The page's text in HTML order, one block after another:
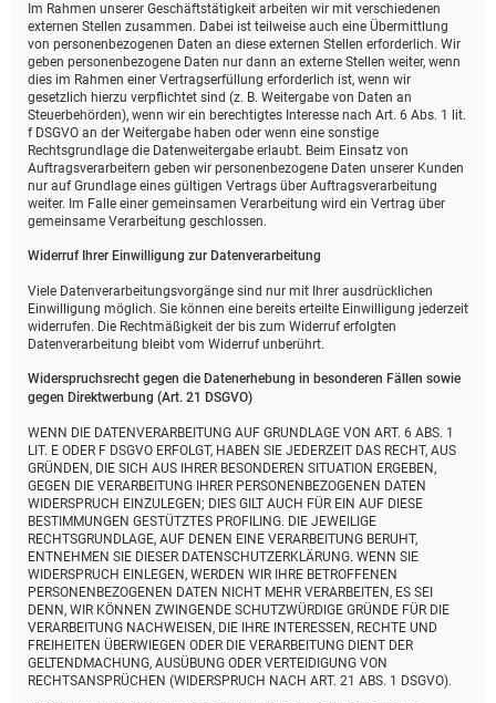
Im Rahmen unserer Geschäftstätigkeit arbeiten wir mit verschiedenen
externen Stellen zusammen. Dabei ist teilweise auch eine Übermittlung
von personenbezogenen Daten an diese externen Stellen erforderlich. Wir
geben personenbezogene Daten nur dann an externe Stellen weiter, wenn
dies im Rahmen einer Vertragserfüllung erforderlich ist, wenn wir
gesetzlich hierzu verpflichtet sind (z. B. Weitergabe von Daten an
Steuerbehörden), wenn wir ein berechtigtes Interesse nach Art. 6 Abs. 1 lit.
f DSGVO an der Weitergabe haben oder wenn eine sonstige
Rechtsgrundlage die Datenweitergabe erlaubt. Beim Einsatz von
Auftragsverarbeitern geben wir personenbezogene Daten unserer Kunden
nur auf Grundlage eines gültigen Vertrags über Auftragsverarbeitung
weiter. Im Falle einer gemeinsamen Verarbeitung wird ein Vertrag über
gemeinsame Verarbeitung geschlossen.
Widerruf Ihrer Einwilligung zur Datenverarbeitung
Viele Datenverarbeitungsvorgänge sind nur mit Ihrer ausdrücklichen
Einwilligung möglich. Sie können eine bereits erteilte Einwilligung jederzeit
widerrufen. Die Rechtmäßigkeit der bis zum Widerruf erfolgten
Datenverarbeitung bleibt vom Widerruf unberührt.
Widerspruchsrecht gegen die Datenerhebung in besonderen Fällen sowie
gegen Direktwerbung (Art. 21 DSGVO)
WENN DIE DATENVERARBEITUNG AUF GRUNDLAGE VON ART. 6 ABS. 1
LIT. E ODER F DSGVO ERFOLGT, HABEN SIE JEDERZEIT DAS RECHT, AUS
GRÜNDEN, DIE SICH AUS IHRER BESONDEREN SITUATION ERGEBEN,
GEGEN DIE VERARBEITUNG IHRER PERSONENBEZOGENEN DATEN
WIDERSPRUCH EINZULEGEN; DIES GILT AUCH FÜR EIN AUF DIESE
BESTIMMUNGEN GESTÜTZTES PROFILING. DIE JEWEILIGE
RECHTSGRUNDLAGE, AUF DENEN EINE VERARBEITUNG BERUHT,
ENTNEHMEN SIE DIESER DATENSCHUTZERKLÄRUNG. WENN SIE
WIDERSPRUCH EINLEGEN, WERDEN WIR IHRE BETROFFENEN
PERSONENBEZOGENEN DATEN NICHT MEHR VERARBEITEN, ES SEI
DENN, WIR KÖNNEN ZWINGENDE SCHUTZWÜRDIGE GRÜNDE FÜR DIE
VERARBEITUNG NACHWEISEN, DIE IHRE INTERESSEN, RECHTE UND
FREIHEITEN ÜBERWIEGEN ODER DIE VERARBEITUNG DIENT DER
GELTENDMACHUNG, AUSÜBUNG ODER VERTEIDIGUNG VON
RECHTSANSPRÜCHEN (WIDERSPRUCH NACH ART. 21 ABS. 1 DSGVO).